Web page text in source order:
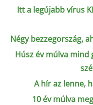
Itt a legújabb vírus
Négy bezzegország,
Húsz év múlva mind
A hír az lenne,
10 év múlva